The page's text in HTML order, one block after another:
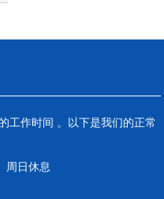
工作时间 。以下是我们的正常
周日休息